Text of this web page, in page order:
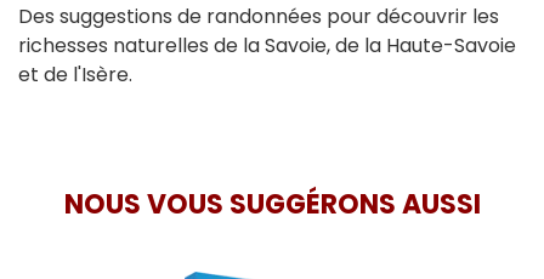
Des suggestions de randonnées pour découvrir les
richesses naturelles de la Savoie, de la Haute-Savoie
et de l'Isère.
NOUS VOUS SUGGÉRONS AUSSI